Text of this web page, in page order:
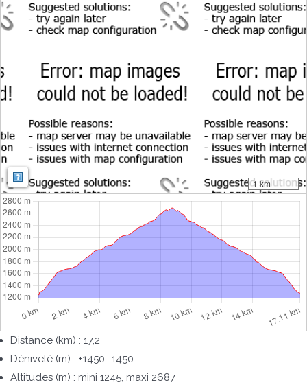
Map: Map: © OpenStreetMap contributors SRTM| Map style:
1 km
Distance (km) : 17,2
Dénivelé (m) : +1450 -1450
Altitudes (m) : mini 1245, maxi 2687